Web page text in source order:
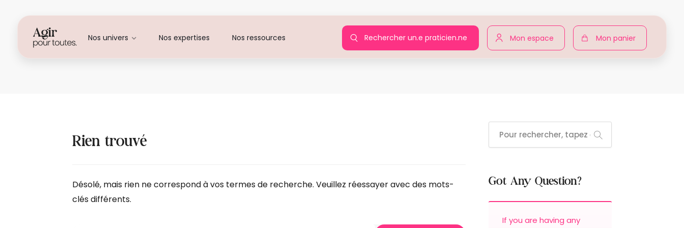
Nos univers Nos expertises Nos ressources Rechercher un.e praticien.ne Mon espace Mon panier
Résultats de recherche pour : 637244690369 Agir pour toutes Résultats de recherche pour « 637244690369 »
Rien trouvé
Désolé, mais rien ne correspond à vos termes de recherche. Veuillez réessayer avec des mots-
clés différents.
Got Any Question?
If you are having any